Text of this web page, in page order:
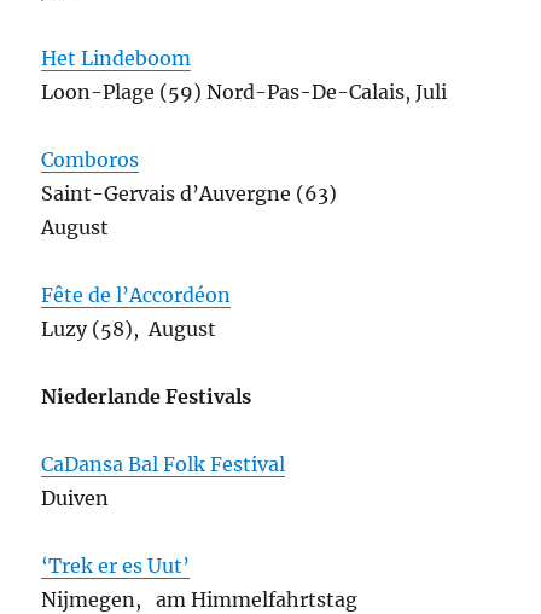
Het Lindeboom
Loon-Plage (59) Nord-Pas-De-Calais, Juli
Comboros
Saint-Gervais d’Auvergne (63)
August
Fête de l’Accordéon
Luzy (58), August
Niederlande Festivals
CaDansa Bal Folk Festival
Duiven
‘Trek er es Uut’
Nijmegen, am Himmelfahrtstag